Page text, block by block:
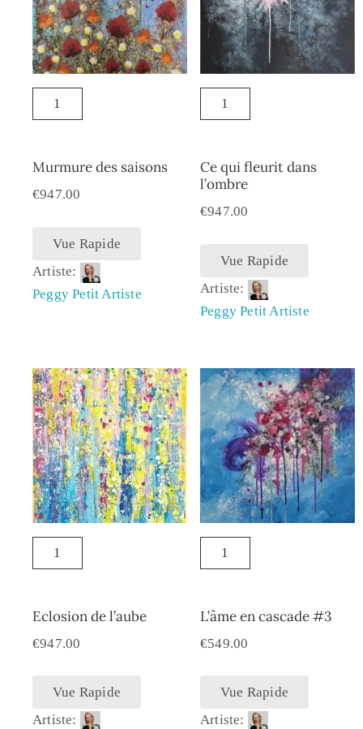
Murmure des saisons
€947.00
Vue Rapide
Artiste:
Peggy Petit Artiste
Ce qui fleurit dans
l’ombre
€947.00
Vue Rapide
Artiste:
Peggy Petit Artiste
Eclosion de l’aube
€947.00
Vue Rapide
Artiste:
L’âme en cascade #3
€549.00
Vue Rapide
Artiste: